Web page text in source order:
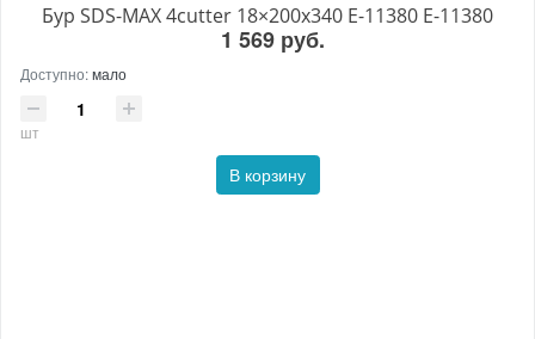
Бур SDS-MAX 4cutter 18×200x340 E-11380 E-11380
1 569 руб.
Доступно:мало
шт
В корзину